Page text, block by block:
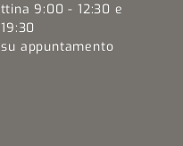
9:00 - 12:30 e
appuntamento